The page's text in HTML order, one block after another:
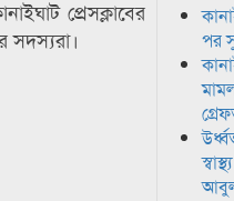
প্রেসক্লাবের
সদস্যরা।
পর